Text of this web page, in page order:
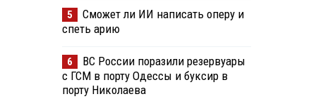
5
Сможет ли ИИ написать оперу и
спеть арию
6
ВС России поразили резервуары
с ГСМ в порту Одессы и буксир в
порту Николаева